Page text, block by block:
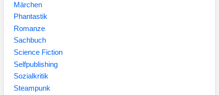
Märchen
Phantastik
Romanze
Sachbuch
Science Fiction
Selfpublishing
Sozialkritik
Steampunk